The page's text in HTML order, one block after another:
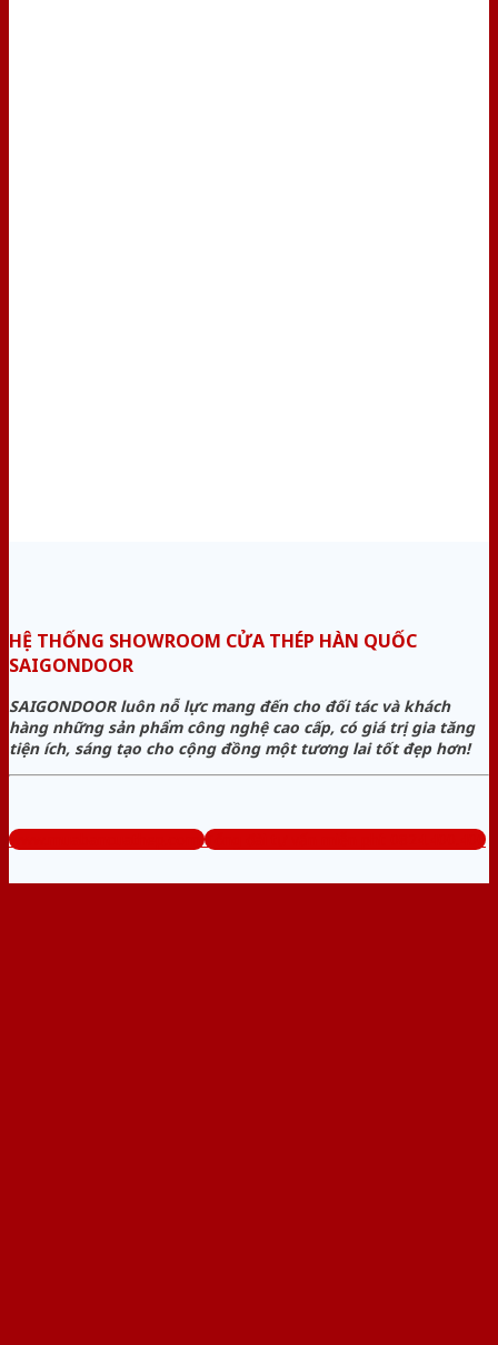
HỆ THỐNG SHOWROOM CỬA THÉP HÀN QUỐC
SAIGONDOOR
SAIGONDOOR luôn nỗ lực mang đến cho đối tác và khách
hàng những sản phẩm công nghệ cao cấp, có giá trị gia tăng
tiện ích, sáng tạo cho cộng đồng một tương lai tốt đẹp hơn!
www.muabancuathep.com Tổng đài tư vấn miễn phí: 0824.400.400